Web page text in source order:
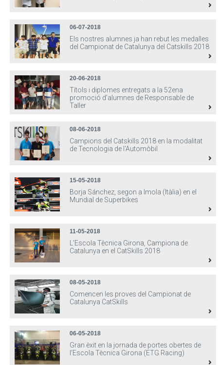
06-07-2018
Els nostres alumnes ja han rebut les medalles
del Campionat de Catalunya del Catskills 2018
20-06-2018
Títols i diplomes entregats a la 52ena
promoció d’alumnes de Responsable de
Taller
08-06-2018
Campions del Catskills 2018 en la modalitat
de Tecnologia de l'Automòbil
15-05-2018
Borja Sánchez, segon a Imola (Itàlia) en el
Mundial de Superbikes
11-05-2018
L’Escola Tècnica Girona, Campiona de
Catalunya en el CatSkills 2018
08-05-2018
Comencen les proves del Campionat de
Catalunya CatSkills
06-05-2018
Gran èxit en la jornada de portes obertes de
l’Escola Tècnica Girona (ETG Racing)